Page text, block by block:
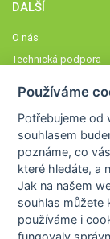
DALŠÍ
O nás
Technická podpora
Členové STOBklubu
Zásady nakládání s
Otestujte se
Spočítejte si
Výzva 52
Používáme
Potřebujeme od
souhlasem
poznáme,co
které hledáte, a
Jak na našem
souhlas můžete
používáme i
fungovaly